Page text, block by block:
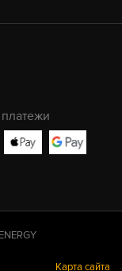
Карта сайта